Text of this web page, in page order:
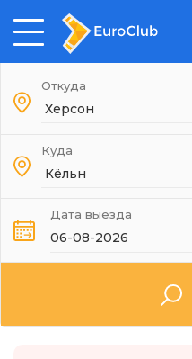
Откуда
Куда
Дата выезда